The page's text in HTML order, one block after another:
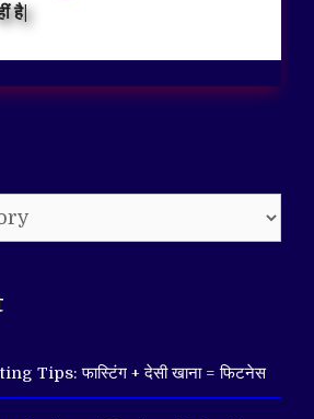
है|
Tips: फास्टिंग + देसी खाना = फिटनेस